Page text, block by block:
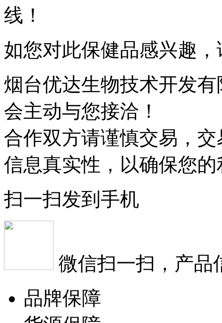
线！
如您对此保健品感兴趣
烟台优达生物技术开发有
会主动与您接洽！
合作双方请谨慎交易，
信息真实性，以确保您
扫一扫发到手机
微信扫一扫，产品
品牌保障